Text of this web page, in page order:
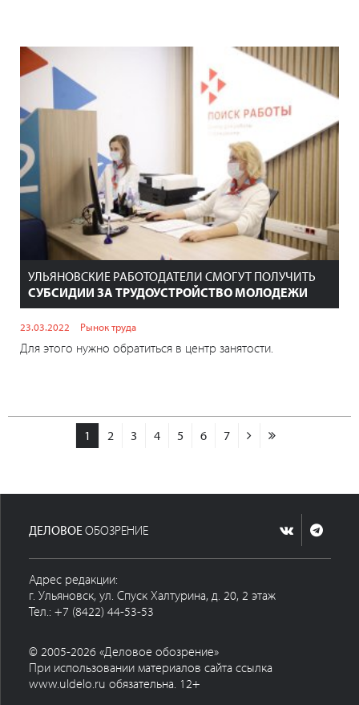
УЛЬЯНОВСКИЕ РАБОТОДАТЕЛИ СМОГУТ ПОЛУЧИТЬ
СУБСИДИИ ЗА ТРУДОУСТРОЙСТВО МОЛОДЕЖИ
23.03.2022 Рынок труда
Для этого нужно обратиться в центр занятости.
1 2 3 4 5 6 7
ДЕЛОВОЕ ОБОЗРЕНИЕ
Адрес редакции:
г. Ульяновск, ул. Спуск Халтурина, д. 20, 2 этаж
Тел.: +7 (8422) 44-53-53
© 2005-2026 «Деловое обозрение»
При использовании материалов сайта ссылка
www.uldelo.ru обязательна. 12+